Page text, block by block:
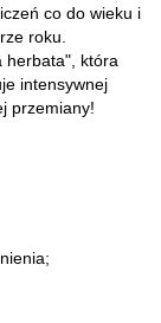
co do wieku i
roku.
herbata", która
intensywnej
przemiany!